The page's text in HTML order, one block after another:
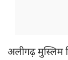
अलीगढ़ मुस्लिम